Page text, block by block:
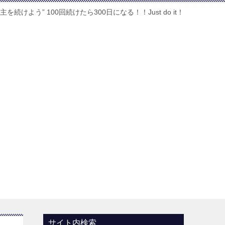
を続けよう” 100回続けたら300日になる！！Just do it！
サイト内検索